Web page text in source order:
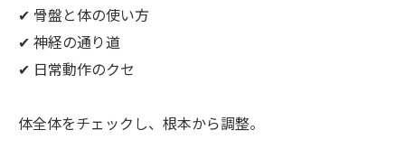
✔ 骨盤と体の使い方
✔ 神経の通り道
✔ 日常動作のクセ
体全体をチェックし、根本から調整。